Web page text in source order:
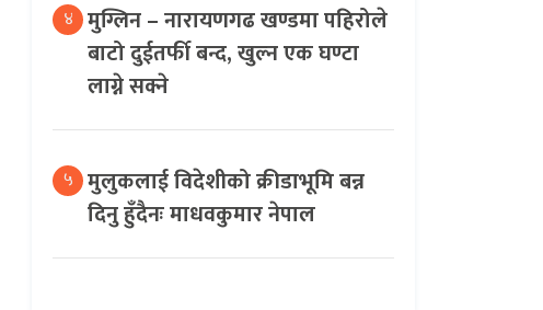
४ मुग्लिन – नारायणगढ खण्डमा पहिरोले
बाटो दुईतर्फी बन्द, खुल्न एक घण्टा
लाग्ने सक्ने
५ मुलुकलाई विदेशीको क्रीडाभूमि बन्न
दिनु हुँदैनः माधवकुमार नेपाल